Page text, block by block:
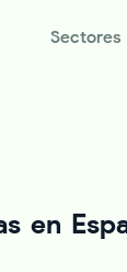
Sectores
en